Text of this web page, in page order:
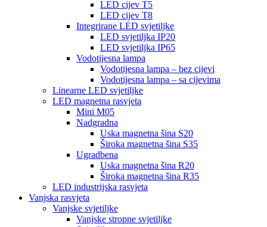
LED cijev T5
LED cijev T8
Integrirane LED svjetiljke
LED svjetiljka IP20
LED svjetiljka IP65
Vodotijesna lampa
Vodotijesna lampa – bez cijevi
Vodotijesna lampa – sa cijevima
Linearne LED svjetiljke
LED magnetna rasvjeta
Mini M05
Nadgradna
Uska magnetna šina S20
Široka magnetna šina S35
Ugradbena
Uska magnetna šina R20
Široka magnetna šina R35
LED industrijska rasvjeta
Vanjska rasvjeta
Vanjske svjetiljke
Vanjske stropne svjetiljke